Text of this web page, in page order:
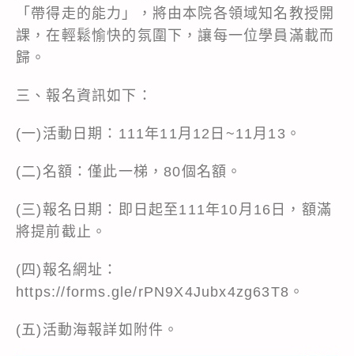
「帶得走的能力」，將由本院各領域知名教授開
課，在輕鬆愉快的氛圍下，讓每一位學員滿載而
歸。
三、報名資訊如下：
(一)活動日期：111年11月12日~11月13。
(二)名額：僅此一梯，80個名額。
(三)報名日期：即日起至111年10月16日，額滿
將提前截止。
(四)報名網址：
https://forms.gle/rPN9X4Jubx4zg63T8 。
(五)活動海報詳如附件。